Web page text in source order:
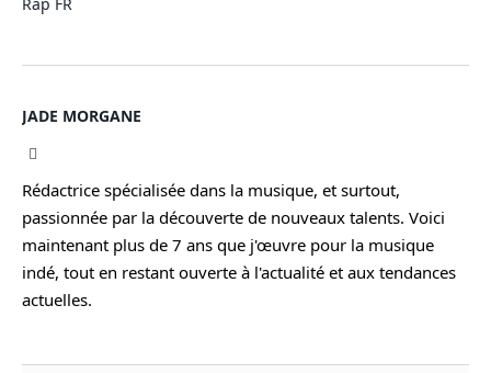
Rap FR
JADE MORGANE
Rédactrice spécialisée dans la musique, et surtout,
passionnée par la découverte de nouveaux talents. Voici
maintenant plus de 7 ans que j'œuvre pour la musique
indé, tout en restant ouverte à l'actualité et aux tendances
actuelles.